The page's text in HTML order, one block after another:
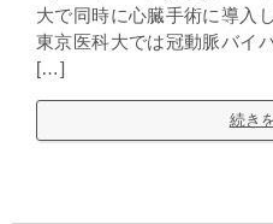
大で同時に心臓手術に導入
東京医科大では冠動脈バイ
[…]
続き